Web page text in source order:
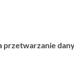
przetwarzanie